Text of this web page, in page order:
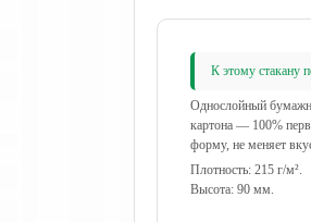
К этому стакану
Однослойный
картона — 100%
форму, не меняет
Плотность: 215 г/м².
Высота: 90 мм.